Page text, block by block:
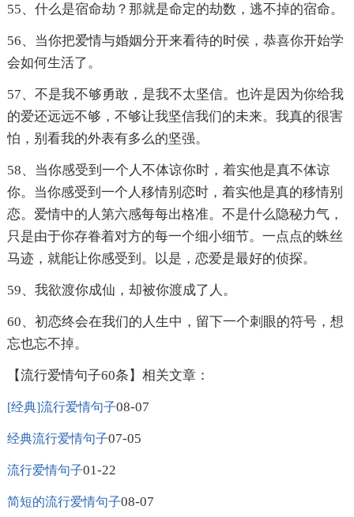
55、什么是宿命劫？那就是命定的劫数，逃不掉的宿命。
56、当你把爱情与婚姻分开来看待的时侯，恭喜你开始学
会如何生活了。
57、不是我不够勇敢，是我不太坚信。也许是因为你给我
的爱还远远不够，不够让我坚信我们的未来。我真的很害
怕，别看我的外表有多么的坚强。
58、当你感受到一个人不体谅你时，着实他是真不体谅
你。当你感受到一个人移情别恋时，着实他是真的移情别
恋。爱情中的人第六感每每出格准。不是什么隐秘力气，
只是由于你存眷着对方的每一个细小细节。一点点的蛛丝
马迹，就能让你感受到。以是，恋爱是最好的侦探。
59、我欲渡你成仙，却被你渡成了人。
60、初恋终会在我们的人生中，留下一个刺眼的符号，想
忘也忘不掉。
【流行爱情句子60条】相关文章：
[经典]流行爱情句子08-07
经典流行爱情句子07-05
流行爱情句子01-22
简短的流行爱情句子08-07